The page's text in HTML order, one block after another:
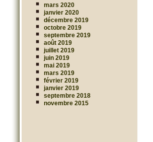
mars 2020
janvier 2020
décembre 2019
octobre 2019
septembre 2019
août 2019
juillet 2019
juin 2019
mai 2019
mars 2019
février 2019
janvier 2019
septembre 2018
novembre 2015